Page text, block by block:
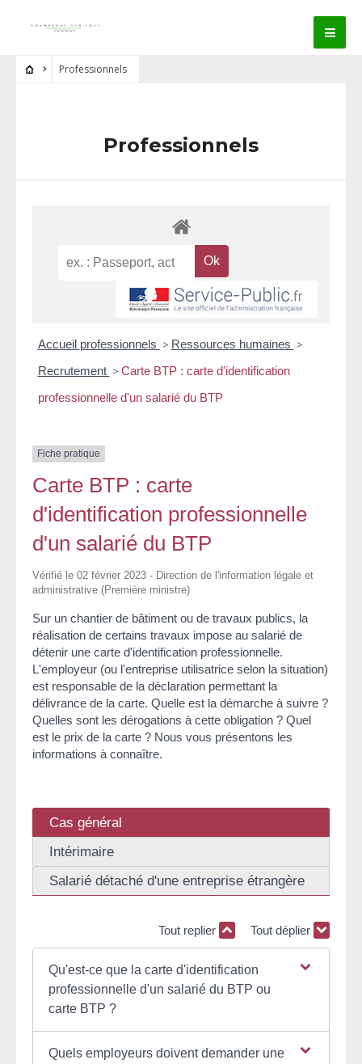
Professionnels
Professionnels
Accueil professionnels > Ressources humaines >
Recrutement > Carte BTP : carte d'identification
professionnelle d'un salarié du BTP
Fiche pratique
Carte BTP : carte
d'identification professionnelle
d'un salarié du BTP
Vérifié le 02 février 2023 - Direction de l'information légale et
administrative (Première ministre)
Sur un chantier de bâtiment ou de travaux publics, la
réalisation de certains travaux impose au salarié de
détenir une carte d'identification professionnelle.
L'employeur (ou l'entreprise utilisatrice selon la situation)
est responsable de la déclaration permettant la
délivrance de la carte. Quelle est la démarche à suivre ?
Quelles sont les dérogations à cette obligation ? Quel
est le prix de la carte ? Nous vous présentons les
informations à connaître.
Cas général
Intérimaire
Salarié détaché d'une entreprise étrangère
Tout replier Tout déplier
Qu'est-ce que la carte d'identification
professionnelle d'un salarié du BTP ou
carte BTP ?
Quels employeurs doivent demander une